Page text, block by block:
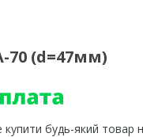
70 (d=47мм)
купити будь-який товар